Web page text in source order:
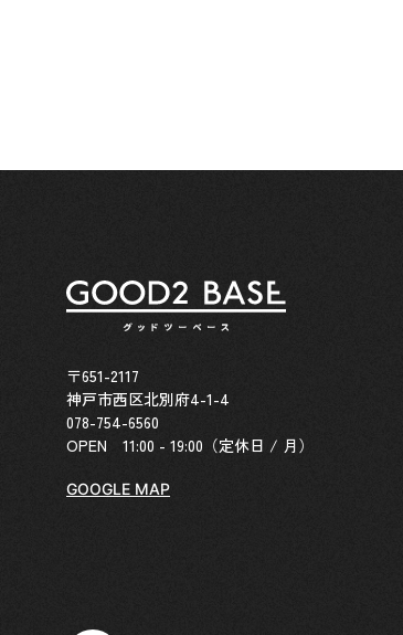
〒651-2117
神戸市西区北別府4-1-4
078-754-6560
OPEN 11:00 - 19:00（定休日 / 月）
GOOGLE MAP